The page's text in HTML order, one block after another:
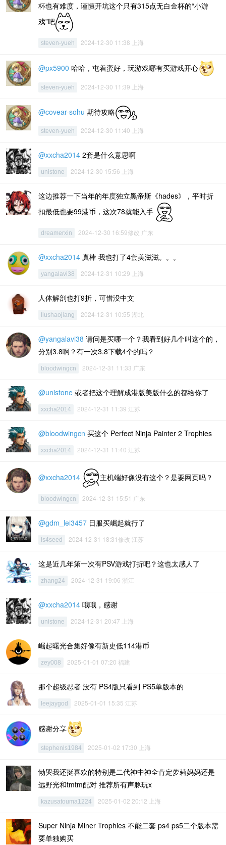
杯也有难度，谨慎开坑这个只有315点无白金杯的“小游
戏”吧
steven-yueh 2024-12-30 11:38 上海
@px5900 哈哈，屯着蛮好，玩游戏哪有买游戏开心
steven-yueh 2024-12-30 11:39 上海
@covear-sohu 期待攻略
steven-yueh 2024-12-30 11:40 上海
@xxcha2014 2套是什么意思啊
unistone 2024-12-30 15:56 上海
这边推荐一下当年的年度独立黑帝斯《hades》，平时折
扣最低也要99港币，这次78就能入手
dreamerxin 2024-12-30 16:59修改 广东
@xxcha2014 真棒 我也打了4套美滋滋。。。
yangalavi38 2024-12-31 10:29 上海
人体解剖也打9折，可惜没中文
liushaojiang 2024-12-31 10:55 湖北
@yangalavi38 请问是买哪一个？我看到好几个叫这个的，
分别3.8啊？有一次3.8下载4个的吗？
bloodwingcn 2024-12-31 11:33 广东
@unistone 或者把这个理解成港版美版什么的都给你了
xxcha2014 2024-12-31 11:39 江苏
@bloodwingcn 买这个 Perfect Ninja Painter 2 Trophies
xxcha2014 2024-12-31 11:40 江苏
@xxcha2014 主机端好像没有这个？是要网页吗？
bloodwingcn 2024-12-31 15:51 广东
@gdm_lei3457 日服买崛起就行了
is4seed 2024-12-31 18:31修改 江苏
这是近几年第一次有PSV游戏打折吧？这也太感人了
zhang24 2024-12-31 19:06 浙江
@xxcha2014 哦哦，感谢
unistone 2024-12-31 20:47 上海
崛起曙光合集好像有新史低114港币
zey008 2025-01-01 07:20 福建
那个超级忍者 没有 PS4版只看到 PS5单版本的
leejaygod 2025-01-01 15:35 江苏
感谢分享
stephenls1984 2025-01-02 17:30 上海
恸哭我还挺喜欢的特别是二代神中神全肯定萝莉妈妈还是
远野光和tmtm配对 推荐所有声豚玩x
kazusatouma1224 2025-01-02 20:12 上海
Super Ninja Miner Trophies 不能二套 ps4 ps5二个版本需
要单独购买